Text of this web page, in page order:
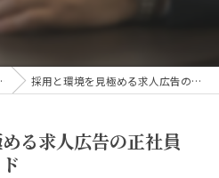
採用と環境を見極める求人広告の正社員とバイト比較ガイド
る求人広告の正社員